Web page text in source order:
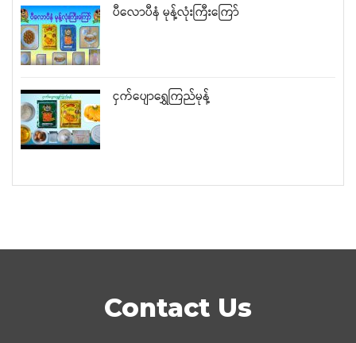
ပီလောပီနံ မုန့်လုံးကြီးကြော်
ငှက်ပျောရွှေကြည်မုန့်
Contact Us